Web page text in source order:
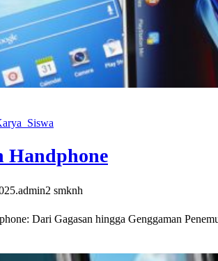
Handphone
.admin2 smknh
Dari Gagasan hingga Genggaman